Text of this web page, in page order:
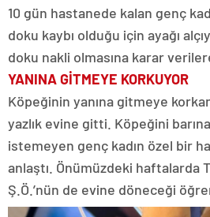
10 gün hastanede kalan genç
doku kaybı olduğu için ayağı
doku nakli olmasına karar
YANINA GİTMEYE KORKUYOR
Köpeğinin yanına gitmeye
yazlık evine gitti. Köpeğini
istemeyen genç kadın özel bir
anlaştı. Önümüzdeki haftalarda
Ş.Ö.’nün de evine döneceği